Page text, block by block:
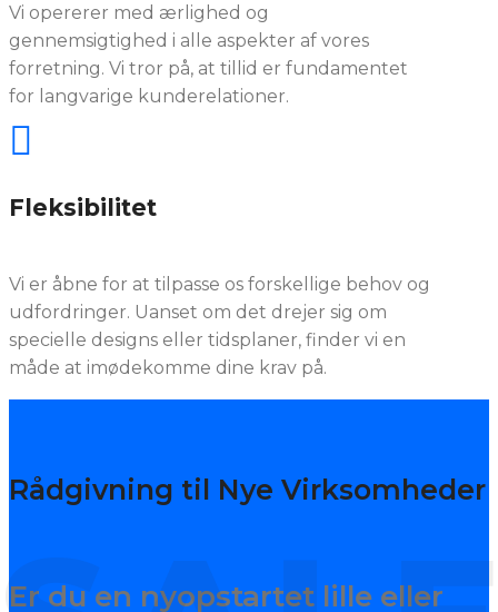
Vi opererer med ærlighed og
gennemsigtighed i alle aspekter af vores
forretning. Vi tror på, at tillid er fundamentet
for langvarige kunderelationer.

Fleksibilitet
Vi er åbne for at tilpasse os forskellige behov og
udfordringer. Uanset om det drejer sig om
specielle designs eller tidsplaner, finder vi en
måde at imødekomme dine krav på.
Rådgivning til Nye Virksomheder
Er du en nyopstartet lille eller